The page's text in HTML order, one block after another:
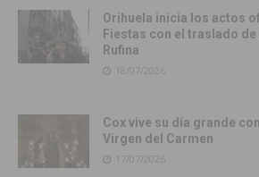
Orihuela inicia los actos
Fiestas con el traslado
Rufina
18/07/2026
Cox vive su día grande
Virgen del Carmen
17/07/2026